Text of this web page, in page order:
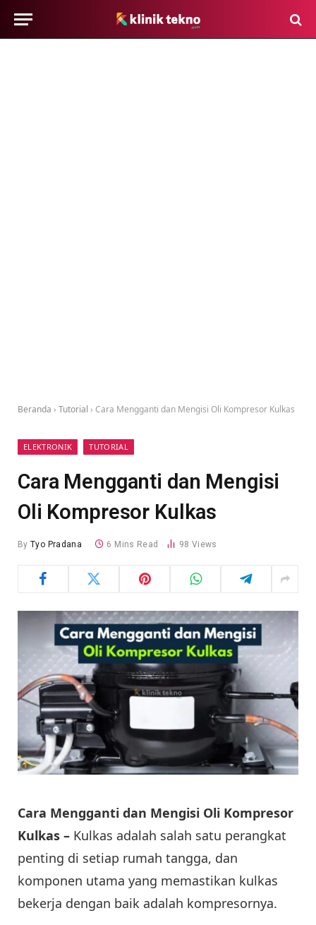
Beranda › Tutorial › Cara Mengganti dan Mengisi Oli Kompresor Kulkas
ELEKTRONIK TUTORIAL
Cara Mengganti dan Mengisi
Oli Kompresor Kulkas
By Tyo Pradana 6 Mins Read 98 Views
Cara Mengganti dan Mengisi Oli Kompresor
Kulkas – Kulkas adalah salah satu perangkat
penting di setiap rumah tangga, dan
komponen utama yang memastikan kulkas
bekerja dengan baik adalah kompresornya.